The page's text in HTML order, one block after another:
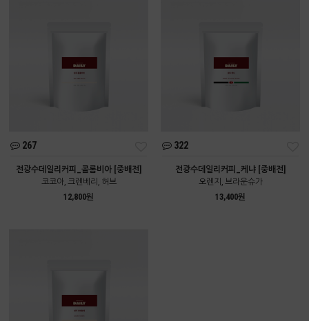
267
전광수데일리커피_콜롬비아 [중배전]
코코아, 크렌베리, 허브
12,800원
322
전광수데일리커피_케냐 [중배전]
오렌지, 브라운슈가
13,400원